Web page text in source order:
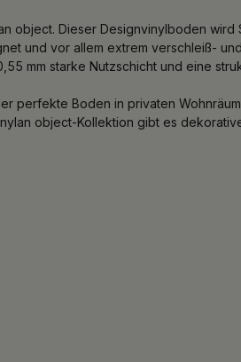
object. Dieser Designvinylboden
und vor allem extrem verschleiß-
mm starke Nutzschicht und eine
perfekte Boden in privaten
object-Kollektion gibt es